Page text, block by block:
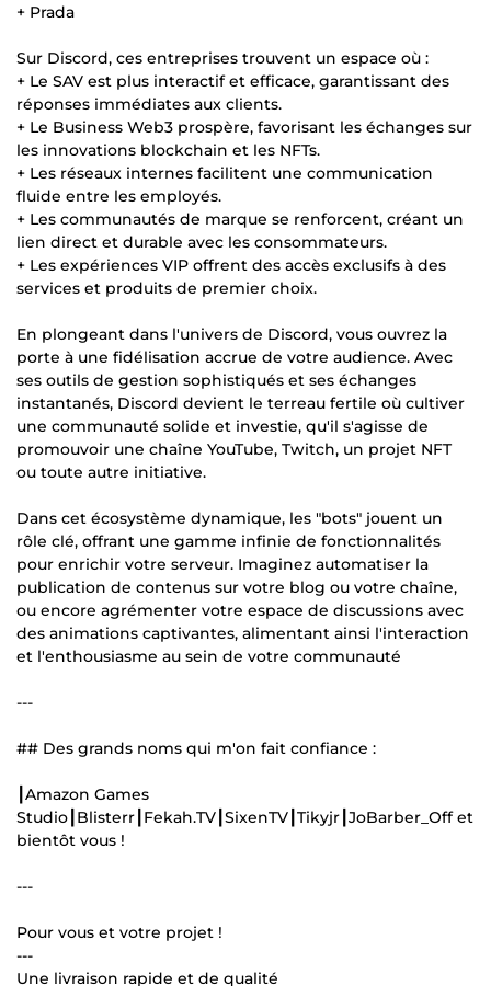
+ Prada
Sur Discord, ces entreprises trouvent un espace où :
+ Le SAV est plus interactif et efficace, garantissant des
réponses immédiates aux clients.
+ Le Business Web3 prospère, favorisant les échanges sur
les innovations blockchain et les NFTs.
+ Les réseaux internes facilitent une communication
fluide entre les employés.
+ Les communautés de marque se renforcent, créant un
lien direct et durable avec les consommateurs.
+ Les expériences VIP offrent des accès exclusifs à des
services et produits de premier choix.
En plongeant dans l'univers de Discord, vous ouvrez la
porte à une fidélisation accrue de votre audience. Avec
ses outils de gestion sophistiqués et ses échanges
instantanés, Discord devient le terreau fertile où cultiver
une communauté solide et investie, qu'il s'agisse de
promouvoir une chaîne YouTube, Twitch, un projet NFT
ou toute autre initiative.
Dans cet écosystème dynamique, les "bots" jouent un
rôle clé, offrant une gamme infinie de fonctionnalités
pour enrichir votre serveur. Imaginez automatiser la
publication de contenus sur votre blog ou votre chaîne,
ou encore agrémenter votre espace de discussions avec
des animations captivantes, alimentant ainsi l'interaction
et l'enthousiasme au sein de votre communauté
---
## Des grands noms qui m'on fait confiance :
┃Amazon Games
Studio┃Blisterr┃Fekah.TV┃SixenTV┃Tikyjr┃JoBarber_Off et
bientôt vous !
---
Pour vous et votre projet !
---
Une livraison rapide et de qualité